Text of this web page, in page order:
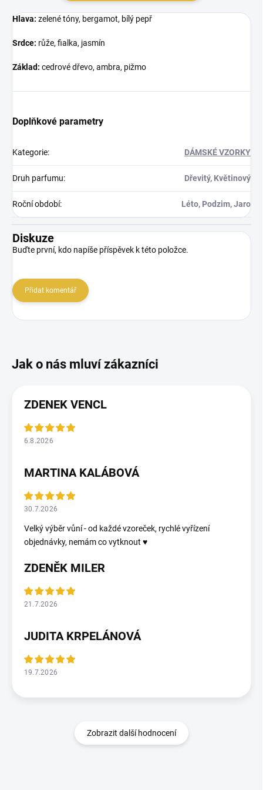
Hlava: zelené tóny, bergamot, bílý pepř
Srdce: růže, fialka, jasmín
Základ: cedrové dřevo, ambra, pižmo
Doplňkové parametry
Kategorie: DÁMSKÉ VZORKY
Druh parfumu: Dřevitý, Květinový
Roční období: Léto, Podzim, Jaro
Diskuze
Buďte první, kdo napíše příspěvek k této položce.
Přidat komentář
ZDENEK VENCL
6.8.2026
MARTINA KALÁBOVÁ
30.7.2026
Velký výběr vůní - od každé vzoreček, rychlé vyřízení
objednávky, nemám co vytknout ♥️
ZDENĚK MILER
21.7.2026
JUDITA KRPELÁNOVÁ
19.7.2026
Zobrazit další hodnocení